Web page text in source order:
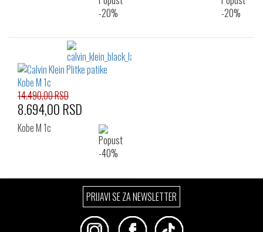
14.490,00 RSD
8.694,00 RSD
Kobe M 1c
PRIJAVI SE ZA NEWSLETTER